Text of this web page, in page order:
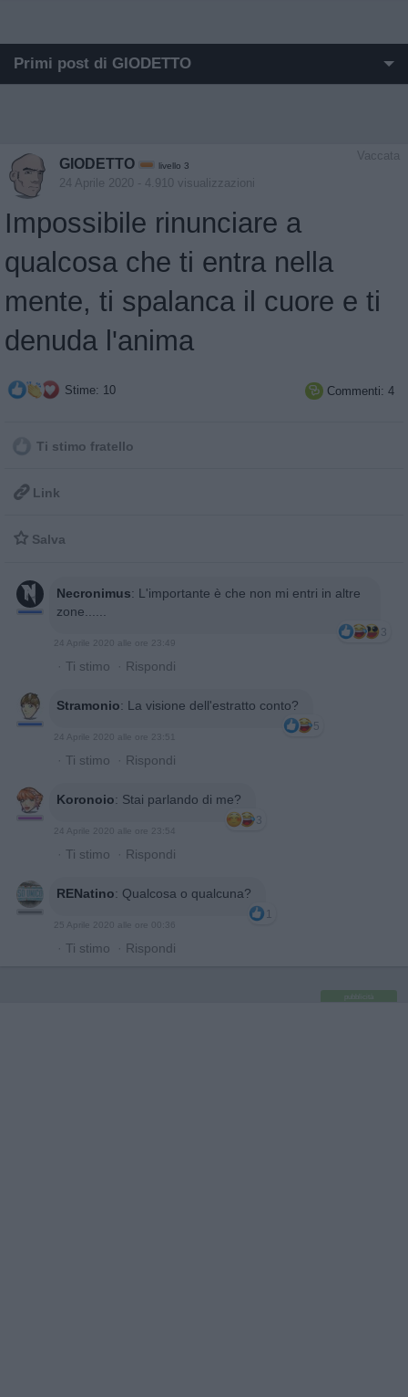
Primi post di GIODETTO
Post in cui hanno evocato GIODETTO
Post di GIODETTO in ordine cronologico
Post commentati da GIODETTO
Vaccata
GIODETTO livello 3
24 Aprile 2020 - 4.910 visualizzazioni
Impossibile rinunciare a
qualcosa che ti entra nella
mente, ti spalanca il cuore e ti
denuda l'anima
Stime: 10  Commenti: 4
Ti stimo fratello
 Link
 Salva
Necronimus: L'importante è che non mi entri in altre
zone......
3
24 Aprile 2020 alle ore 23:49
· Ti stimo · Rispondi
Stramonio: La visione dell'estratto conto?
5
24 Aprile 2020 alle ore 23:51
· Ti stimo · Rispondi
Koronoio: Stai parlando di me?
3
24 Aprile 2020 alle ore 23:54
· Ti stimo · Rispondi
RENatino: Qualcosa o qualcuna?
1
25 Aprile 2020 alle ore 00:36
· Ti stimo · Rispondi
pubblicità